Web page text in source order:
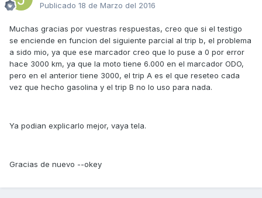
Publicado 18 de Marzo del 2016
Muchas gracias por vuestras respuestas, creo que si el testigo
se enciende en funcion del siguiente parcial al trip b, el problema
a sido mio, ya que ese marcador creo que lo puse a 0 por error
hace 3000 km, ya que la moto tiene 6.000 en el marcador ODO,
pero en el anterior tiene 3000, el trip A es el que reseteo cada
vez que hecho gasolina y el trip B no lo uso para nada.
Ya podian explicarlo mejor, vaya tela.
Gracias de nuevo --okey